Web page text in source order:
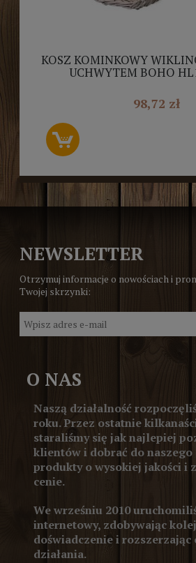
KOSZ KOMINKOWY
UCHWYTEM BOHO
98,72 zł
NEWSLETTER
Otrzymuj informacje o nowościach i
Twojej skrzynki:
O NAS
Naszą działalność
roku. Przez ostatnie
staraliśmy się jak najlepiej
klientów i dobrać do
produkty o wysokiej jakości i
cenie.
We wrześniu 2010
internetowy, zdobywając
doświadczenie i rozszerzając
działania.